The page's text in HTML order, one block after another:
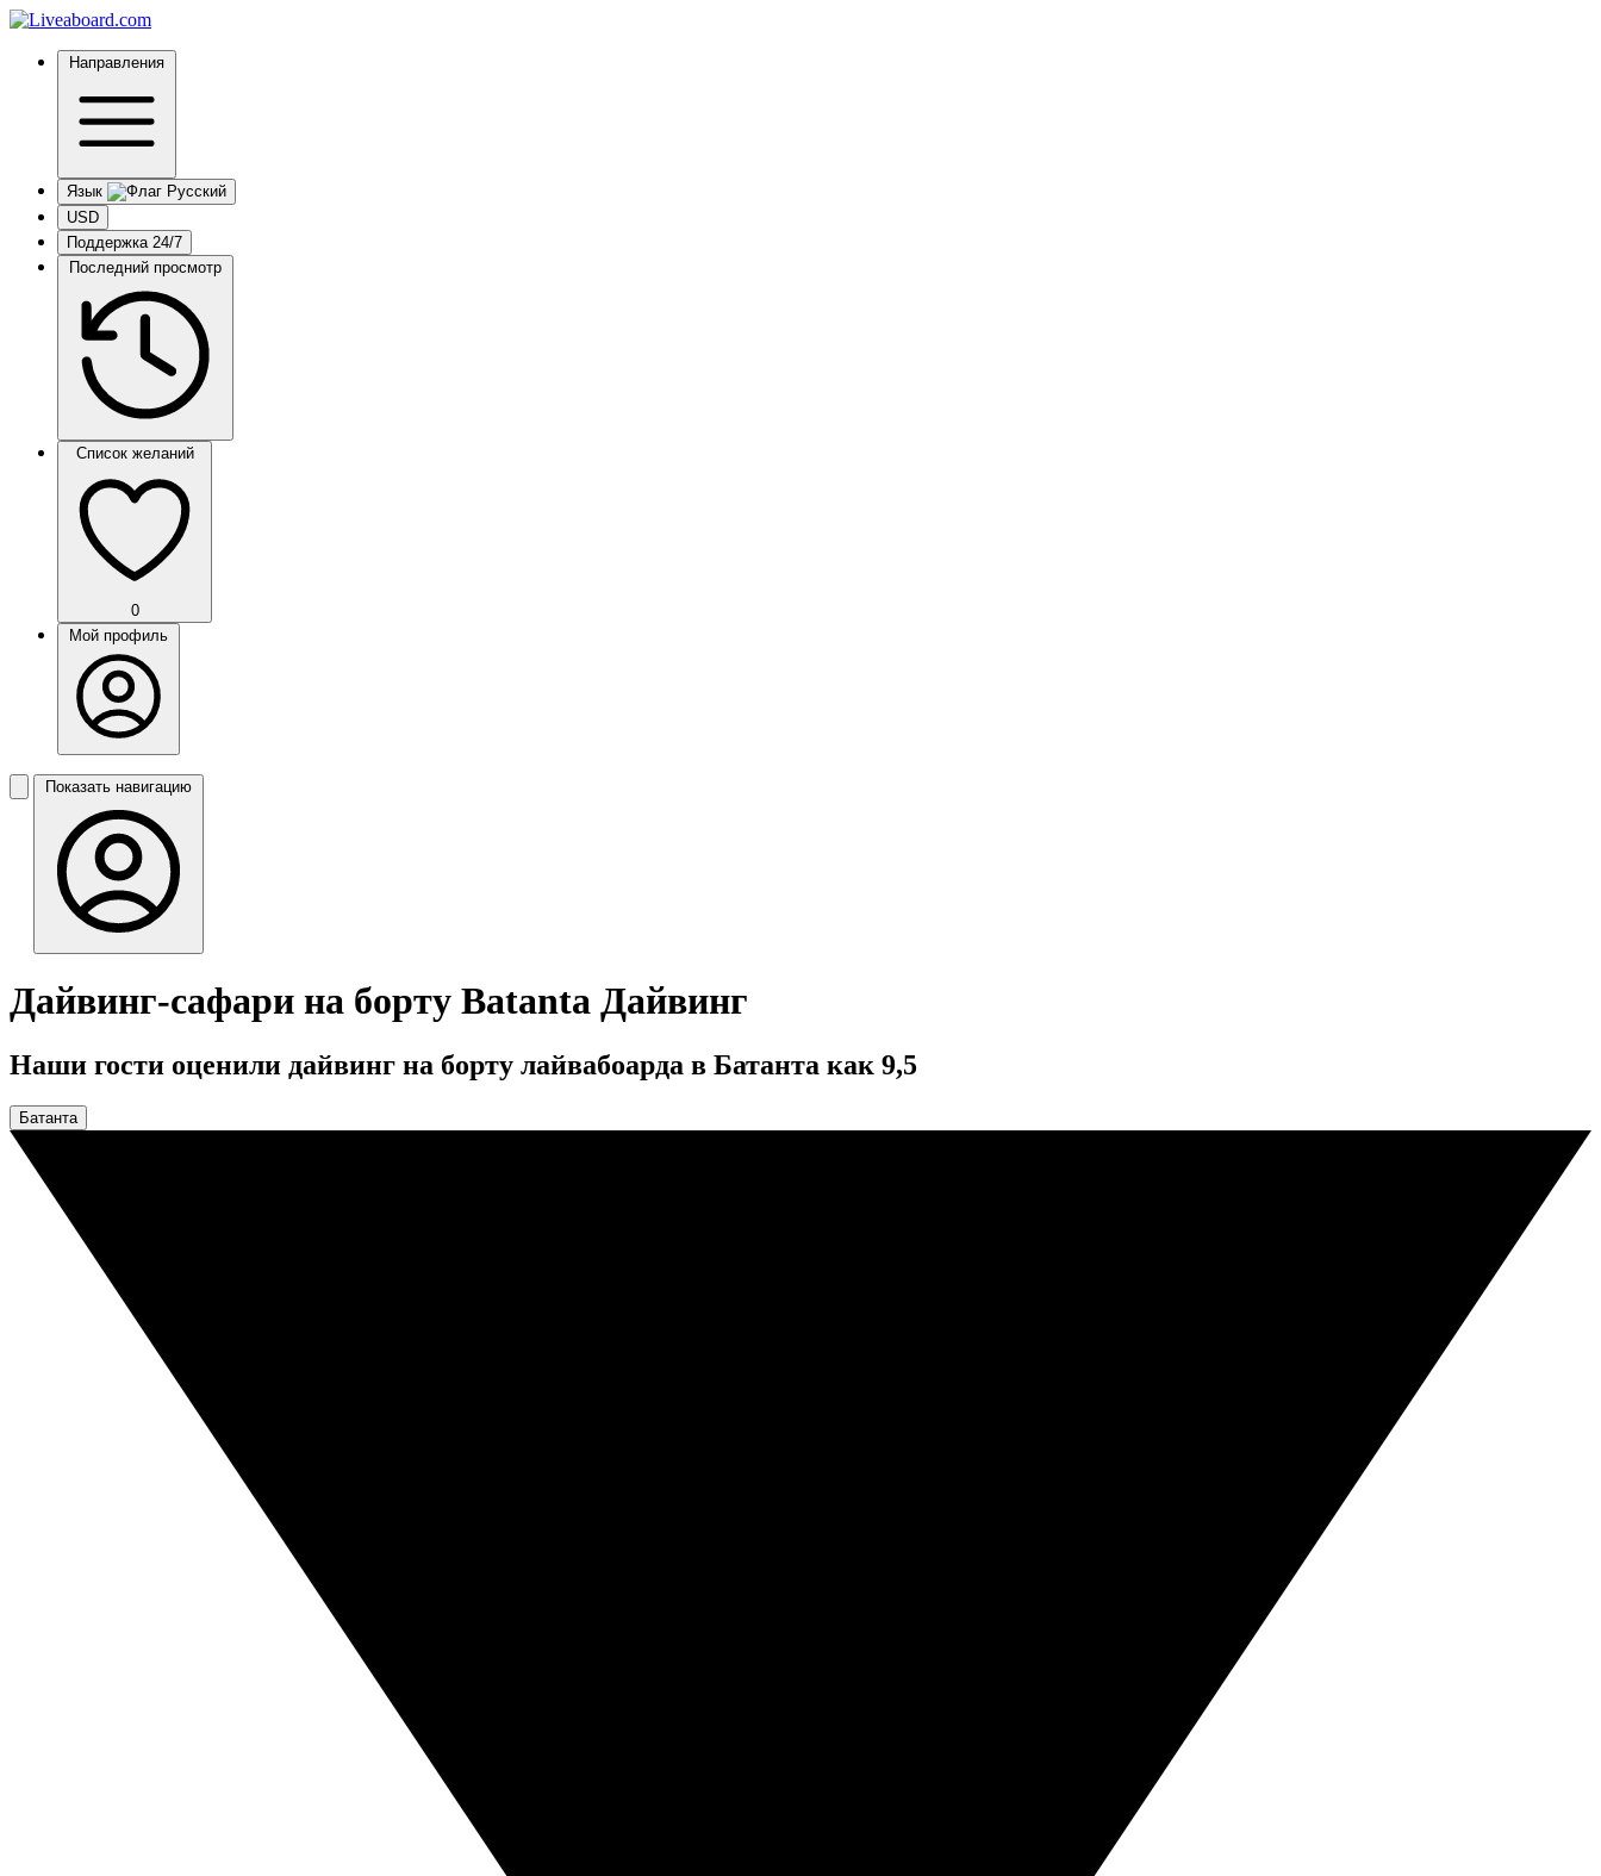
Направления
Язык
USD
Поддержка 24/7
Последний просмотр
Список желаний
0
Мой профиль
Показать навигацию
Дайвинг-сафари на борту Batanta Дайвинг
Наши гости оценили дайвинг на борту лайвабоарда в Батанта как 9,5
Батанта